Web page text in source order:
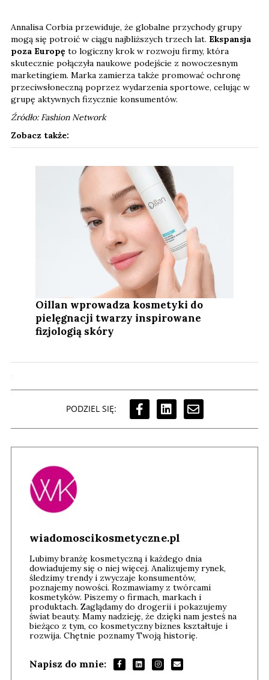
Annalisa Corbia przewiduje, że globalne przychody grupy
mogą się potroić w ciągu najbliższych trzech lat. Ekspansja
poza Europę to logiczny krok w rozwoju firmy, która
skutecznie połączyła naukowe podejście z nowoczesnym
marketingiem. Marka zamierza także promować ochronę
przeciwsłoneczną poprzez wydarzenia sportowe, celując w
grupę aktywnych fizycznie konsumentów.
Źródło: Fashion Network
Zobacz także:
Oillan wprowadza kosmetyki do
pielęgnacji twarzy inspirowane
fizjologią skóry
PODZIEL SIĘ:
wiadomoscikosmetyczne.pl
Lubimy branżę kosmetyczną i każdego dnia
dowiadujemy się o niej więcej. Analizujemy rynek,
śledzimy trendy i zwyczaje konsumentów,
poznajemy nowości. Rozmawiamy z twórcami
kosmetyków. Piszemy o firmach, markach i
produktach. Zaglądamy do drogerii i pokazujemy
świat beauty. Mamy nadzieję, że dzięki nam jesteś na
bieżąco z tym, co kosmetyczny biznes kształtuje i
rozwija. Chętnie poznamy Twoją historię.
Napisz do mnie: